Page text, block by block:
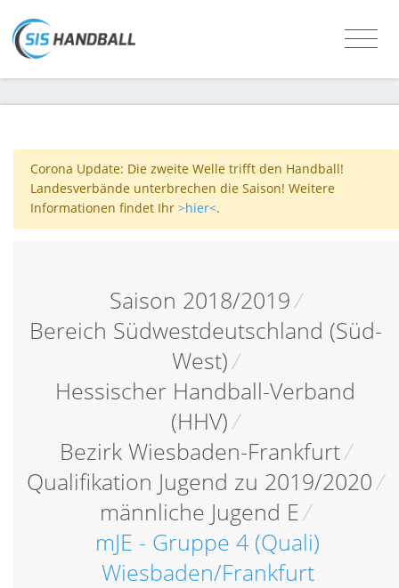
Corona Update: Die zweite Welle trifft den Handball!
Landesverbände unterbrechen die Saison! Weitere
Informationen findet Ihr >hier<.
Saison 2018/2019/
Bereich Südwestdeutschland (Süd-
West)/
Hessischer Handball-Verband
(HHV)/
Bezirk Wiesbaden-Frankfurt/
Qualifikation Jugend zu 2019/2020/
männliche Jugend E/
mJE - Gruppe 4 (Quali)
Wiesbaden/Frankfurt